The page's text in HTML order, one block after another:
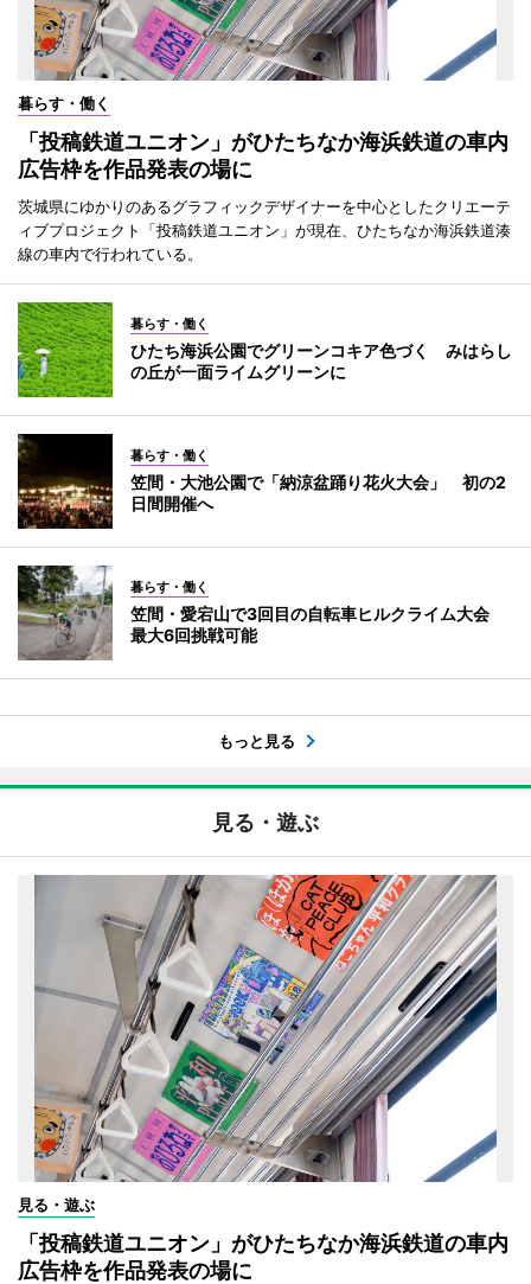
暮らす・働く
「投稿鉄道ユニオン」がひたちなか海浜鉄道の車内
広告枠を作品発表の場に
茨城県にゆかりのあるグラフィックデザイナーを中心としたクリエーテ
ィブプロジェクト「投稿鉄道ユニオン」が現在、ひたちなか海浜鉄道湊
線の車内で行われている。
暮らす・働く
ひたち海浜公園でグリーンコキア色づく みはらし
の丘が一面ライムグリーンに
暮らす・働く
笠間・大池公園で「納涼盆踊り花火大会」 初の2
日間開催へ
暮らす・働く
笠間・愛宕山で3回目の自転車ヒルクライム大会
最大6回挑戦可能
もっと見る
見る・遊ぶ
見る・遊ぶ
「投稿鉄道ユニオン」がひたちなか海浜鉄道の車内
広告枠を作品発表の場に